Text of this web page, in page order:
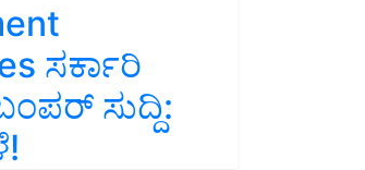
ಸರ್ಕಾರಿ
ಸುದ್ದಿ: